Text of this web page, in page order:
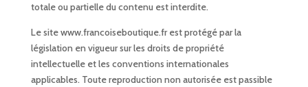
totale ou partielle du contenu est interdite.
Le site www.francoiseboutique.fr est protégé par la
législation en vigueur sur les droits de propriété
intellectuelle et les conventions internationales
applicables. Toute reproduction non autorisée est passible